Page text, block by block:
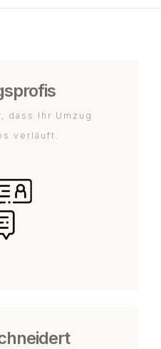
dass Ihr Umzug
verläuft.